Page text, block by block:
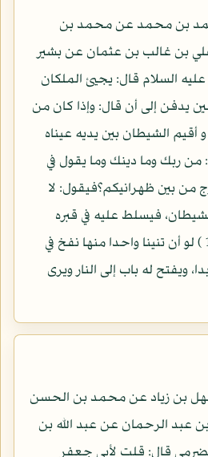
بن محمد عن محمد بن
بن غالب بن عثمان عن بشير
السلام قال: يجيئ الملكان
يدفن إلى أن قال: وإذا كان من
أقيم الشيطان بين يديه عيناه
ربك وما دينك وما يقول في
بين ظهرانيكم؟فيقول: لا
فيسلط عليه في قبره
تسعة وتسعين تنينا ( 12 ) لو أن تنينا واحدا منها نفخ في
ويفتح له باب إلى النار ويرى
بن زياد عن محمد بن الحسن
عبد الرحمان عن عبد الله بن
قال: قلت لأبي جعفر